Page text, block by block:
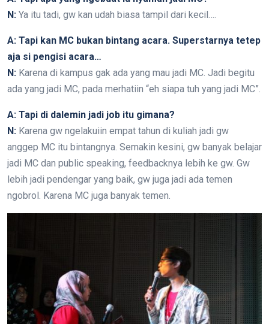
N: Ya itu tadi, gw kan udah biasa tampil dari kecil….
A: Tapi kan MC bukan bintang acara. Superstarnya tetep
aja si pengisi acara…
N: Karena di kampus gak ada yang mau jadi MC. Jadi begitu
ada yang jadi MC, pada merhatiin “eh siapa tuh yang jadi MC”.
A: Tapi di dalemin jadi job itu gimana?
N: Karena gw ngelakuiin empat tahun di kuliah jadi gw
anggep MC itu bintangnya. Semakin kesini, gw banyak belajar
jadi MC dan public speaking, feedbacknya lebih ke gw. Gw
lebih jadi pendengar yang baik, gw juga jadi ada temen
ngobrol. Karena MC juga banyak temen.